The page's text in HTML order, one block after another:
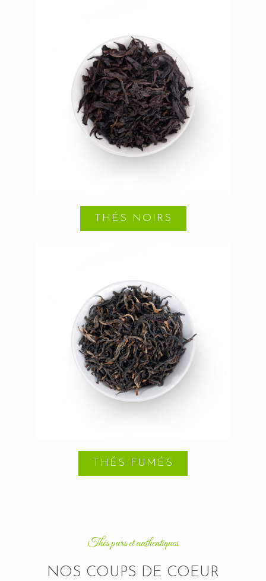
THÉS NOIRS
THÉS FUMÉS
Thés purs et authentiques
NOS COUPS DE COEUR